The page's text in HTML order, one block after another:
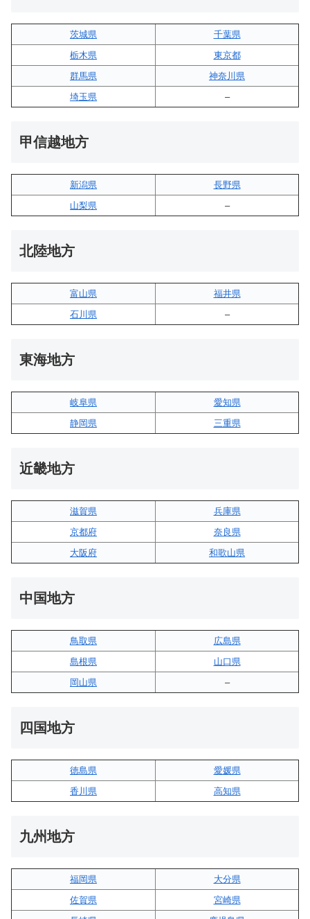
茨城県
千葉県
栃木県
東京都
群馬県
神奈川県
埼玉県
–
甲信越地方
新潟県
長野県
山梨県
–
北陸地方
富山県
福井県
石川県
–
東海地方
岐阜県
愛知県
静岡県
三重県
近畿地方
滋賀県
兵庫県
京都府
奈良県
大阪府
和歌山県
中国地方
鳥取県
広島県
島根県
山口県
岡山県
–
四国地方
徳島県
愛媛県
香川県
高知県
九州地方
福岡県
大分県
佐賀県
宮崎県